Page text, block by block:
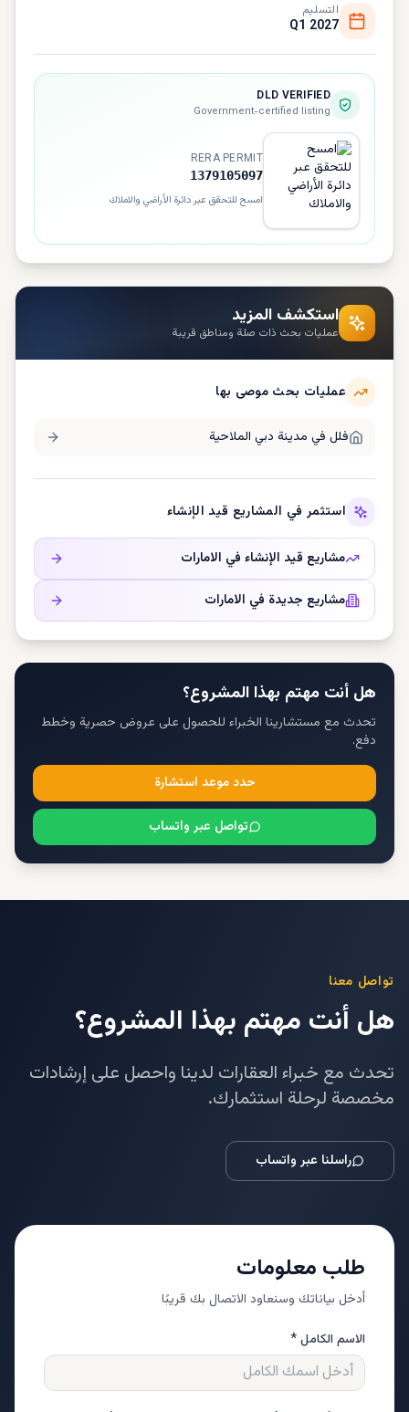
التسليم
Q1 2027
DLD VERIFIED
Government-certified listing
RERA PERMIT
1379105097
امسح للتحقق عبر دائرة الأراضي والاملاك
استكشف المزيد
عمليات بحث ذات صلة ومناطق قريبة
عمليات بحث موصى بها
فلل في مدينة دبي الملاحية
استثمر في المشاريع قيد الإنشاء
مشاريع قيد الإنشاء في الامارات
مشاريع جديدة في الامارات
هل أنت مهتم بهذا المشروع؟
تحدث مع مستشارينا الخبراء للحصول على عروض حصرية وخطط
دفع.
حدد موعد استشارة
تواصل عبر واتساب
تواصل معنا
هل أنت مهتم بهذا المشروع؟
تحدث مع خبراء العقارات لدينا واحصل على إرشادات
مخصصة لرحلة استثمارك.
راسلنا عبر واتساب
طلب معلومات
أدخل بياناتك وسنعاود الاتصال بك قريبًا
الاسم الكامل *